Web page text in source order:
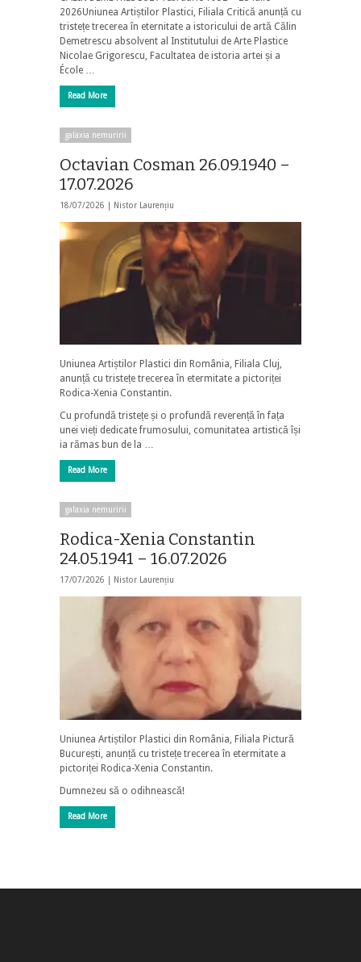
2026Uniunea Artiștilor Plastici, Filiala Critică anunță cu
tristețe trecerea în eternitate a istoricului de artă Călin
Demetrescu absolvent al Institutului de Arte Plastice
Nicolae Grigorescu, Facultatea de istoria artei și a
École …
Read More
galaxia nemuririi
Octavian Cosman 26.09.1940 –
17.07.2026
18/07/2026 | Nistor Laurențiu
Uniunea Artiștilor Plastici din România, Filiala Cluj,
anunță cu tristețe trecerea în etermitate a pictoriței
Rodica-Xenia Constantin.
Cu profundă tristețe și o profundă reverență în fața
unei vieți dedicate frumosului, comunitatea artistică își
ia rămas bun de la …
Read More
galaxia nemuririi
Rodica-Xenia Constantin
24.05.1941 – 16.07.2026
17/07/2026 | Nistor Laurențiu
Uniunea Artiștilor Plastici din România, Filiala Pictură
București, anunță cu tristețe trecerea în etermitate a
pictoriței Rodica-Xenia Constantin.
Dumnezeu să o odihnească!
Read More